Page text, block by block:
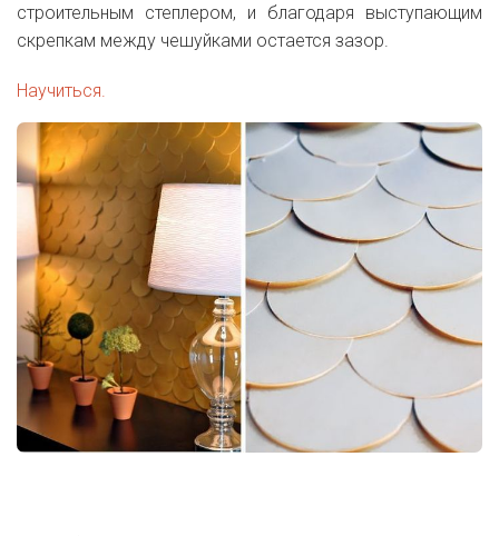
строительным степлером, и благодаря выступающим
скрепкам между чешуйками остается зазор.
Научиться.